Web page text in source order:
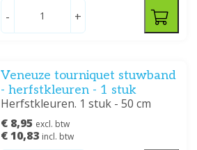
- +
Veneuze tourniquet stuwband
- herfstkleuren - 1 stuk
Herfstkleuren. 1 stuk - 50 cm
€ 8,95 excl. btw
€ 10,83 incl. btw